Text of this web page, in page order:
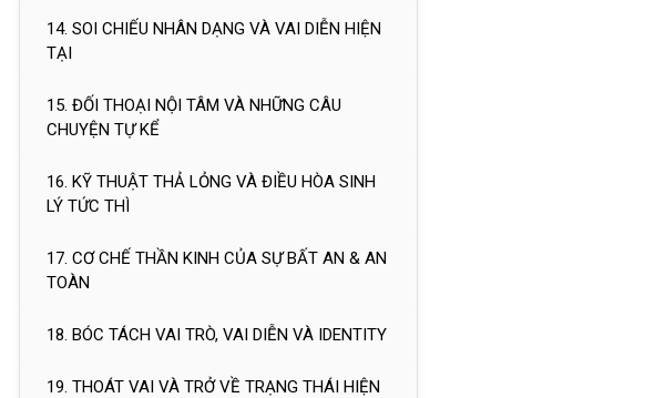
14. SOI CHIẾU NHÂN DẠNG VÀ VAI DIỄN HIỆN
TẠI
15. ĐỐI THOẠI NỘI TÂM VÀ NHỮNG CÂU
CHUYỆN TỰ KỂ
16. KỸ THUẬT THẢ LỎNG VÀ ĐIỀU HÒA SINH
LÝ TỨC THÌ
17. CƠ CHẾ THẦN KINH CỦA SỰ BẤT AN & AN
TOÀN
18. BÓC TÁCH VAI TRÒ, VAI DIỄN VÀ IDENTITY
19. THOÁT VAI VÀ TRỞ VỀ TRẠNG THÁI HIỆN